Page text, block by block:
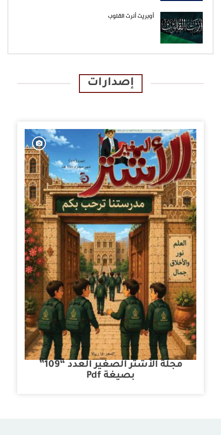
أوبريت أنرت القلوب
إصدارات
مجلة الأشتر الصغير العدد “109”
بصيغة Pdf